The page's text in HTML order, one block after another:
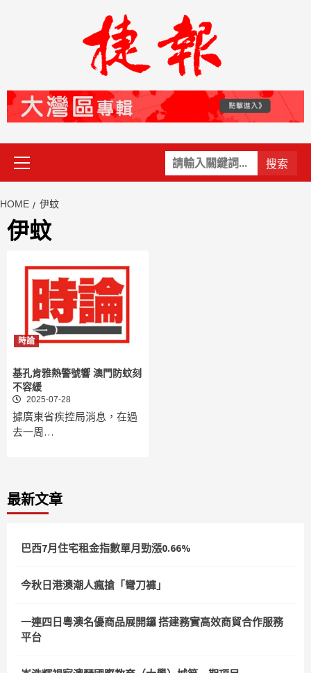
關
鍵
Primary
Menu
HOME 伊蚊
伊蚊
時論
基孔肯雅熱警號響 澳門防蚊刻
不容緩
2025-07-28
據廣東省疾控局消息，在過
去一周…
最新文章
巴西7月住宅租金指數單月勁漲0.66%
今秋日港澳潮人瘋搶「彎刀褲」
一連四日粵澳名優商品展開鑼 搭建務實高效商貿合作服務
平台